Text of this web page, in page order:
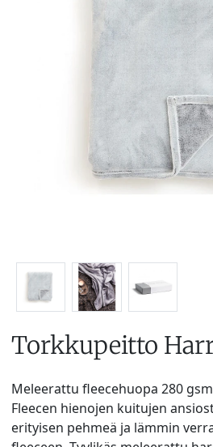
Torkkupeitto
Meleerattu fleecehuopa 280
Fleecen hienojen kuitujen
erityisen pehmeä ja lämmin